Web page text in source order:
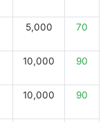
5,000 70
10,000 90
10,000 90